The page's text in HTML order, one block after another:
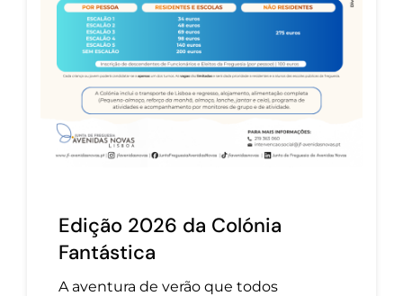
Edição 2026 da Colónia
Fantástica
A aventura de verão que todos